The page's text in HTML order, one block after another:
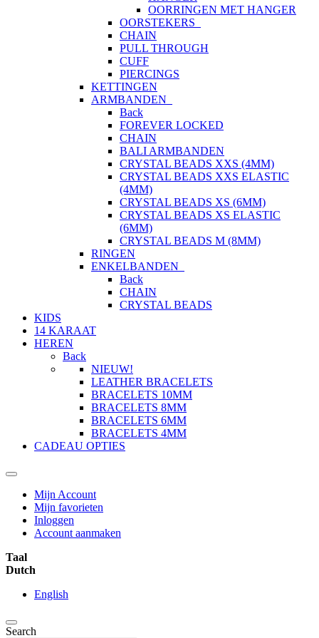
OORRINGEN MET HANGER
OORSTEKERS
CHAIN
PULL THROUGH
CUFF
PIERCINGS
KETTINGEN
ARMBANDEN
Back
FOREVER LOCKED
CHAIN
BALI ARMBANDEN
CRYSTAL BEADS XXS (4MM)
CRYSTAL BEADS XXS ELASTIC
(4MM)
CRYSTAL BEADS XS (6MM)
CRYSTAL BEADS XS ELASTIC
(6MM)
CRYSTAL BEADS M (8MM)
RINGEN
ENKELBANDEN
Back
CHAIN
CRYSTAL BEADS
KIDS
14 KARAAT
HEREN
Back
NIEUW!
LEATHER BRACELETS
BRACELETS 10MM
BRACELETS 8MM
BRACELETS 6MM
BRACELETS 4MM
CADEAU OPTIES
Mijn Account
Mijn favorieten
Inloggen
Account aanmaken
Taal
Dutch
English
Search